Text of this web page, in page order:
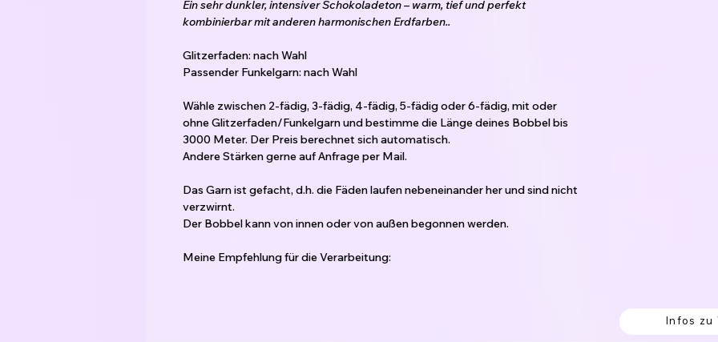
Ein sehr dunkler, intensiver Schokoladeton – warm, tief und perfekt
kombinierbar mit anderen harmonischen Erdfarben..
Glitzerfaden: nach Wahl
Passender Funkelgarn: nach Wahl
Wähle zwischen 2-fädig, 3-fädig, 4-fädig, 5-fädig oder 6-fädig, mit oder
ohne Glitzerfaden/Funkelgarn und bestimme die Länge deines Bobbel bis
3000 Meter. Der Preis berechnet sich automatisch.
Andere Stärken gerne auf Anfrage per Mail.
Das Garn ist gefacht, d.h. die Fäden laufen nebeneinander her und sind nicht
verzwirnt.
Der Bobbel kann von innen oder von außen begonnen werden.
Meine Empfehlung für die Verarbeitung:
Infos zu